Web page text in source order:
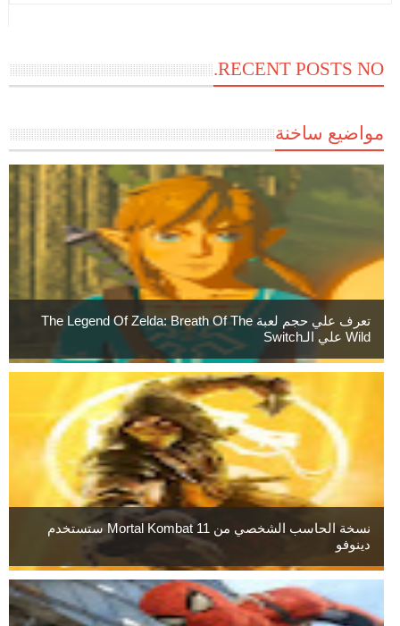
RECENT POSTS NO.
مواضيع ساخنة
تعرف علي حجم لعبة The Legend Of Zelda: Breath Of The
Wild علي الـSwitch
نسخة الحاسب الشخصي من Mortal Kombat 11 ستستخدم
دينوفو